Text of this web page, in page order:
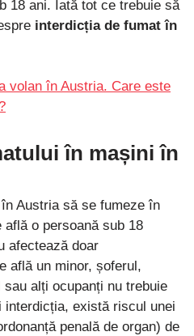
18 ani. Iată tot ce trebuie să
interdicția de fumat în
volan în Austria. Care este
în mașini în
Austria să se fumeze în
o persoană sub 18
afectează doar
află un minor, șoferul,
alți ocupanți nu trebuie
există riscul unei
penală de organ) de